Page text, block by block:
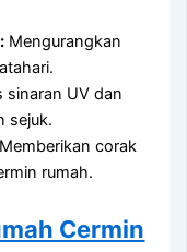
Mengurangkan
sinaran UV dan
sejuk.
Memberikan corak
rumah.
Cermin